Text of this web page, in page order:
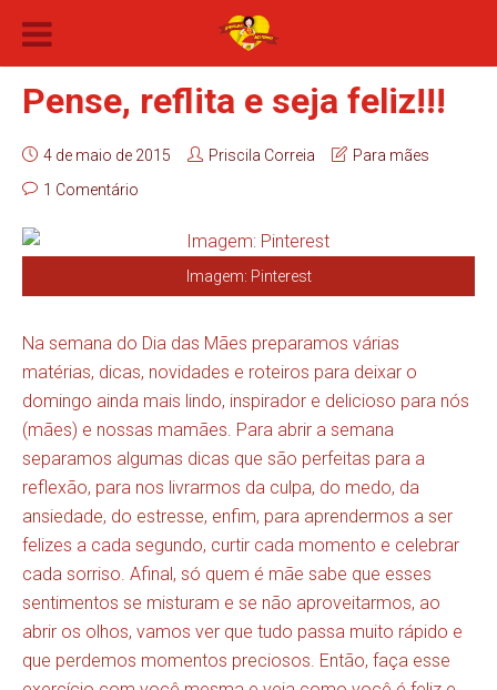
Pense, reflita e seja feliz!!!
4 de maio de 2015 Priscila Correia
Para mães
1 Comentário
Imagem: Pinterest
Na semana do Dia das Mães preparamos várias
matérias, dicas, novidades e roteiros para deixar o
domingo ainda mais lindo, inspirador e delicioso para nós
(mães) e nossas mamães. Para abrir a semana
separamos algumas dicas que são perfeitas para a
reflexão, para nos livrarmos da culpa, do medo, da
ansiedade, do estresse, enfim, para aprendermos a ser
felizes a cada segundo, curtir cada momento e celebrar
cada sorriso. Afinal, só quem é mãe sabe que esses
sentimentos se misturam e se não aproveitarmos, ao
abrir os olhos, vamos ver que tudo passa muito rápido e
que perdemos momentos preciosos. Então, faça esse